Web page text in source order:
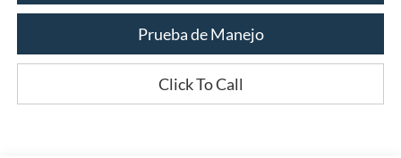
Prueba de Manejo
Click To Call